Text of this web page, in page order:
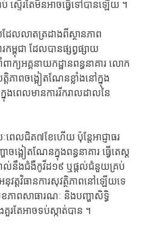
ស្ទើរតែ​មិនអាចធ្វើទៅបានឡើយ ។​
ដែលលាតត្រដាង​ពីស្ថានភាព​
កម្ពុជា ​ដែលបាន​ផ្សព្វផ្សាយ​
ក្យ​អគ្គនាយកដ្ឋាន​ពន្ធនាគារ ​លោក
ភាព​ចង្អៀតណែន​ខ្លាំងនៅក្នុង
នុងពេល​មានការរីករាល​ដាល​នៃ
េល​ជិត៧ខែហើយ​ ប៉ុន្តែ​អាជ្ញាធរ​
អៀតណែន​ក្នុងពន្ធនាគារ​ ធ្វើតេស្ត​
ាល់​នឹងជំងឺកូវីដ១៩​ ឬផ្ដល់ជំនួយ​គ្រប់
វត្តវិធានការ​សុវត្ថិភាព​នៅឡើយទេ
ភាព​សាធារណៈ ​និងបញ្ហាសិទ្ធិ
តែ​អាចទប់ស្កាត់បាន ។​